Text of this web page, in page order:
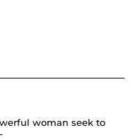
woman seek to